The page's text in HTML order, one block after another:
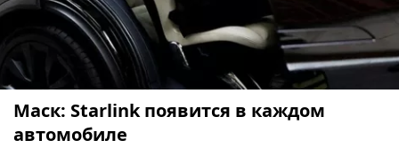
Маск: Starlink появится в каждом
автомобиле